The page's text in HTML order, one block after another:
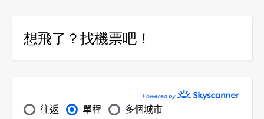
想飛了？找機票吧！